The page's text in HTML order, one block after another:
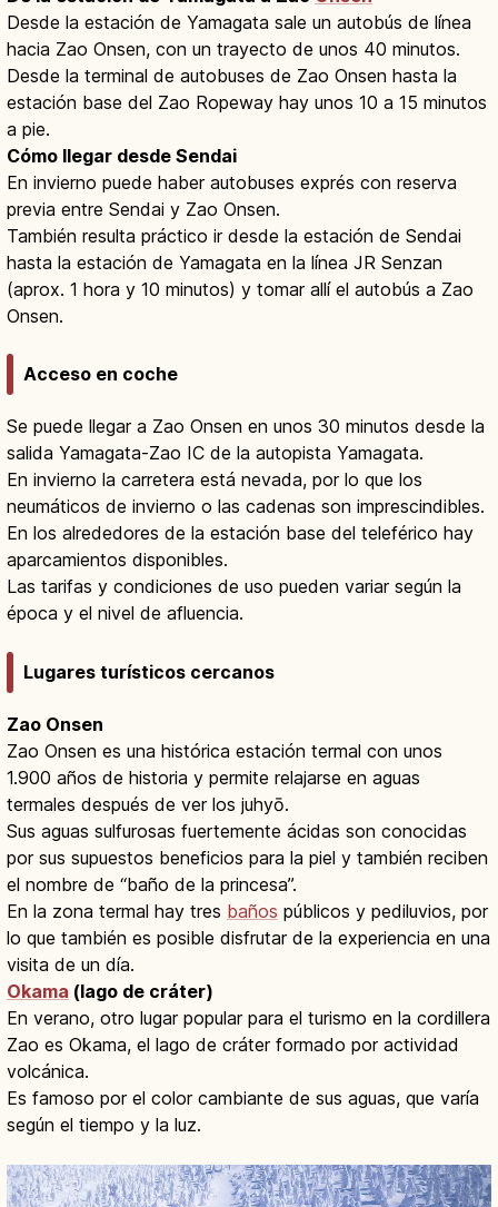
Desde la estación de Yamagata sale un autobús de línea
hacia Zao Onsen, con un trayecto de unos 40 minutos.
Desde la terminal de autobuses de Zao Onsen hasta la
estación base del Zao Ropeway hay unos 10 a 15 minutos
a pie.
Cómo llegar desde Sendai
En invierno puede haber autobuses exprés con reserva
previa entre Sendai y Zao Onsen.
También resulta práctico ir desde la estación de Sendai
hasta la estación de Yamagata en la línea JR Senzan
(aprox. 1 hora y 10 minutos) y tomar allí el autobús a Zao
Onsen.
Acceso en coche
Se puede llegar a Zao Onsen en unos 30 minutos desde la
salida Yamagata-Zao IC de la autopista Yamagata.
En invierno la carretera está nevada, por lo que los
neumáticos de invierno o las cadenas son imprescindibles.
En los alrededores de la estación base del teleférico hay
aparcamientos disponibles.
Las tarifas y condiciones de uso pueden variar según la
época y el nivel de afluencia.
Lugares turísticos cercanos
Zao Onsen
Zao Onsen es una histórica estación termal con unos
1.900 años de historia y permite relajarse en aguas
termales después de ver los juhyō.
Sus aguas sulfurosas fuertemente ácidas son conocidas
por sus supuestos beneficios para la piel y también reciben
el nombre de “baño de la princesa”.
En la zona termal hay tres baños públicos y pediluvios, por
lo que también es posible disfrutar de la experiencia en una
visita de un día.
Okama (lago de cráter)
En verano, otro lugar popular para el turismo en la cordillera
Zao es Okama, el lago de cráter formado por actividad
volcánica.
Es famoso por el color cambiante de sus aguas, que varía
según el tiempo y la luz.